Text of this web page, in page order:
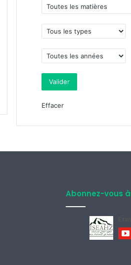
Effacer
Abonnez-vous